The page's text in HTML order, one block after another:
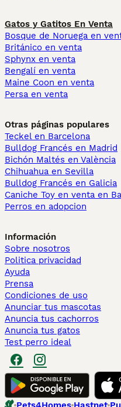
Gatos y Gatitos En Venta
Bosque de Noruega en
Británico en venta
Sphynx en venta
Bengalí en venta
Maine Coon en venta
Persa en venta
Otras páginas populares
Teckel en Barcelona
Bulldog Francés en Madrid
Bichón Maltés en València
Chihuahua en Sevilla
Bulldog Francés en Galicia
Caniche Toy en venta en
Perros en adopcion
Información
Sobre nosotros
Politica privacidad
Ayuda
Prensa
Condiciones de uso
Anunciar tus mascotas
Anuncia tus cachorros
Anuncia tus gatos
Test perro ideal